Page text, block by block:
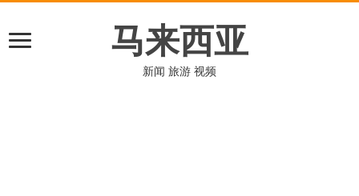
马来西亚
新闻 旅游 视频